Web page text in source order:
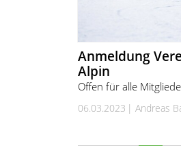
Anmeldung
Alpin
Offen für alle
06.03.2023 Andreas